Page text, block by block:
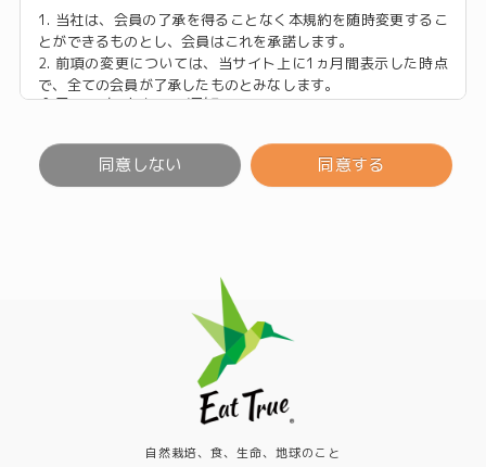
1. 当社は、会員の了承を得ることなく本規約を随時変更するこ
とができるものとし、会員はこれを承諾します。
2. 前項の変更については、当サイト上に1ヵ月間表示した時点
で、全ての会員が了承したものとみなします。
会員のみなさまへの通知
社は、会員に対し随時必要な事項を通知します。
2. 前項の通知は、当サイト上に表示した時点で全ての会員に通
※ログインには、会員登録時に入力したメールアドレスおよび
パスワードが必要になります。
会員のみなさまから提供された個人情報
当サイトを利用するにあたって、会員の住所、電話番号、購入
履歴などの大切な個人情報がネットサーバ上に登録されます
が、当社はその個人情報を適切かつ確実に管理するものとし、
同意しない 同意する
自然栽培、食、生命、地球のこと